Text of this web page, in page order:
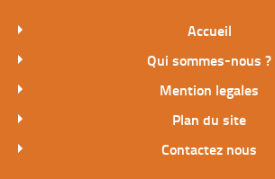
Accueil
Qui sommes-nous ?
Mention legales
Plan du site
Contactez nous